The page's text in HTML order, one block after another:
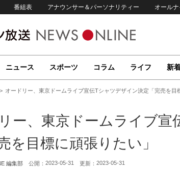
番組表 アナウンサー＆パーソナリティー オール
ニュース スポーツ コラム ライフ 新
オードリー、東京ドームライブ宣伝Tシャツデザイン決定「完売を目
ー、東京ドームライブ宣
を目標に頑張りたい」
編集部 公開： 2023-05-31 更新： 2023-05-31